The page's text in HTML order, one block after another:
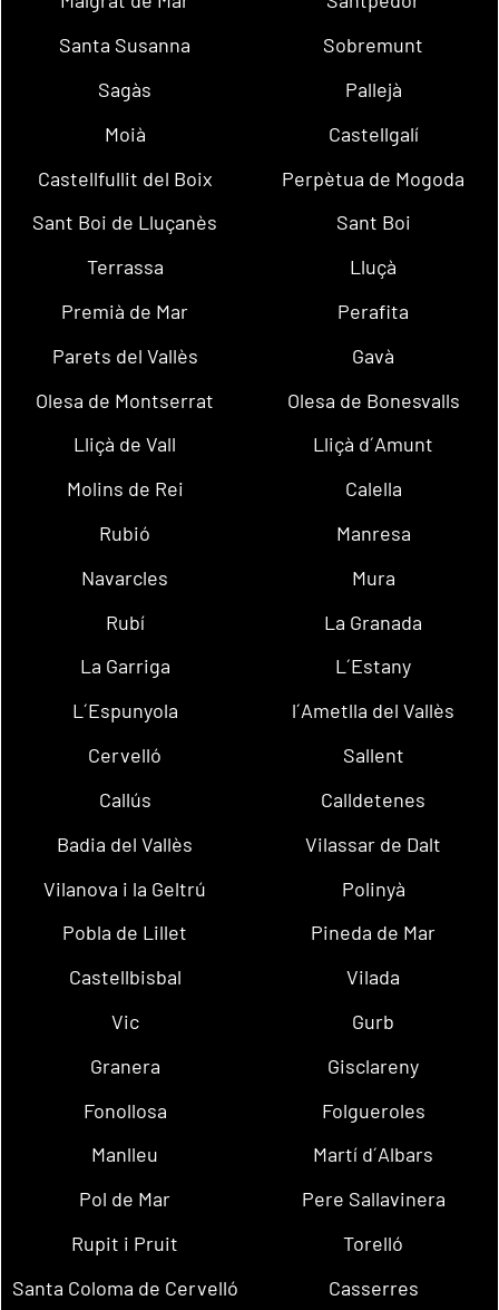
Santa Susanna
Sobremunt
Sagàs
Pallejà
Moià
Castellgalí
Castellfullit del Boix
Perpètua de Mogoda
Sant Boi de Lluçanès
Sant Boi
Terrassa
Lluçà
Premià de Mar
Perafita
Parets del Vallès
Gavà
Olesa de Montserrat
Olesa de Bonesvalls
Lliçà de Vall
Lliçà d´Amunt
Molins de Rei
Calella
Rubió
Manresa
Navarcles
Mura
Rubí
La Granada
La Garriga
L´Estany
L´Espunyola
l´Ametlla del Vallès
Cervelló
Sallent
Callús
Calldetenes
Badia del Vallès
Vilassar de Dalt
Vilanova i la Geltrú
Polinyà
Pobla de Lillet
Pineda de Mar
Castellbisbal
Vilada
Vic
Gurb
Granera
Gisclareny
Fonollosa
Folgueroles
Manlleu
Martí d´Albars
Pol de Mar
Pere Sallavinera
Rupit i Pruit
Torelló
Santa Coloma de Cervelló
Casserres